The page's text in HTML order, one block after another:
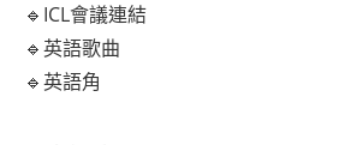
🔹ICL會議連結
🔹英語歌曲
🔹英語角